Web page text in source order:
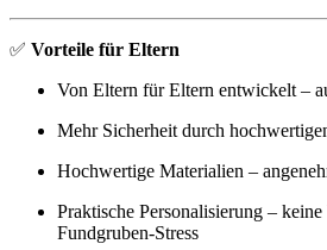
✅ Vorteile für Eltern
Von Eltern für Eltern entwickelt –
Mehr Sicherheit durch
Hochwertige Materialien –
Praktische Personalisierung –
Fundgruben-Stress